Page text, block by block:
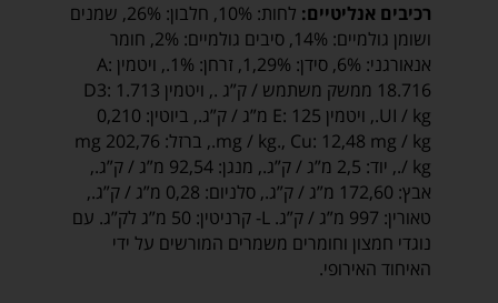
רכיבים אנליטיים:
לחות: 10%, חלבון: 26%, שמנים
ושומן גולמיים: 14%, סיבים גולמיים: 2%, חומר
אנאורגני: 6%, סידן: 1,29%, זרחן: 1%., ויטמין A:
18.716 ממשק משתמש / ק”ג ., ויטמין D3: 1.713
UI / kg., ויטמין E: 125 מ”ג / ק”ג., ביוטין: 0,210
mg / kg., Cu: 12,48 mg / kg., ברזל: 202,76 mg
/ kg., יוד: 2,5 מ”ג / ק”ג., מנגן: 92,54 מ”ג / ק”ג.,
אבץ: 172,60 מ”ג / ק”ג., סלניום: 0,28 מ”ג / ק”ג.,
טאורין: 997 מ”ג / ק”ג. L- קרניטין: 50 מ”ג לק”ג. עם
נוגדי חמצון וחומרים משמרים המורשים על ידי
האיחוד האירופי.